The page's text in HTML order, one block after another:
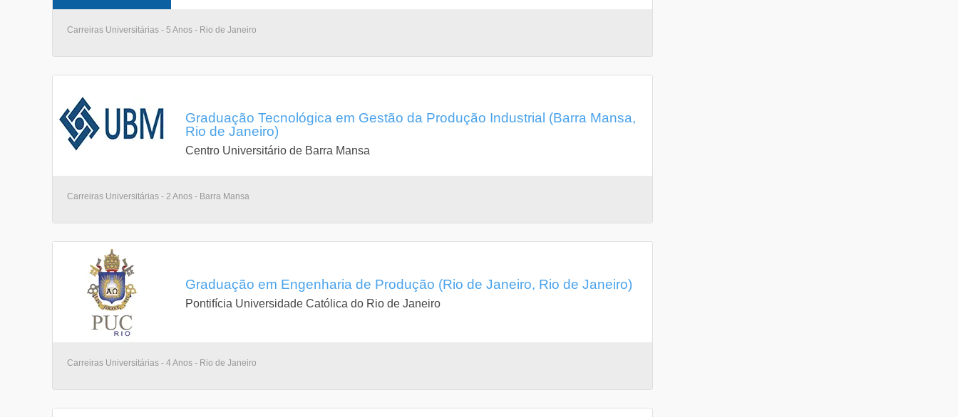
Carreiras Universitárias - 5 Anos - Rio de Janeiro
Graduação Tecnológica em Gestão da Produção Industrial (Barra Mansa,
Rio de Janeiro)
Centro Universitário de Barra Mansa
Carreiras Universitárias - 2 Anos - Barra Mansa
Graduação em Engenharia de Produção (Rio de Janeiro, Rio de Janeiro)
Pontifícia Universidade Católica do Rio de Janeiro
Carreiras Universitárias - 4 Anos - Rio de Janeiro